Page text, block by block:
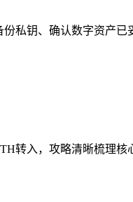
私钥、确认数字资产
转入，攻略清晰梳理核